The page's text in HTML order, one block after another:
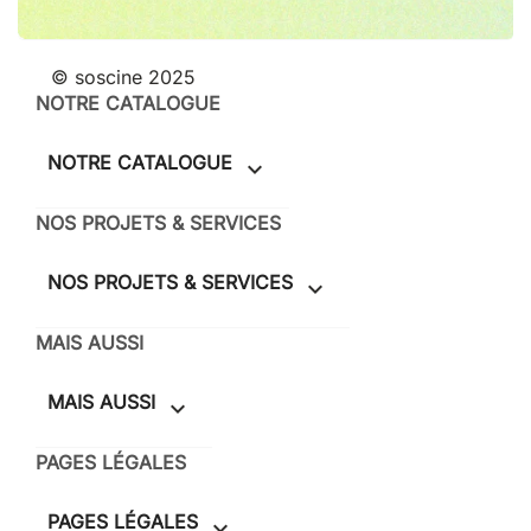
© soscine 2025
NOTRE CATALOGUE
NOTRE CATALOGUE 
NOS PROJETS & SERVICES
NOS PROJETS & SERVICES 
MAIS AUSSI
MAIS AUSSI 
PAGES LÉGALES
PAGES LÉGALES